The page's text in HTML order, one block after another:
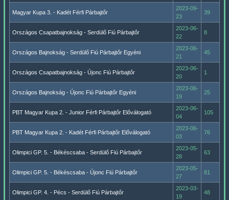
Magyar Kupa 3. - Kadét Férfi Párbajtőr
2023-09-
23
39
Országos Csapatbajnokság - Serdülő Fiú Párbajtőr
2023-06-
22
8
Országos Bajnokság - Serdülő Fiú Párbajtőr Egyéni
2023-06-
21
45
Országos Csapatbajnokság - Újonc Fiú Párbajtőr
2023-06-
20
1
Országos Bajnokság - Újonc Fiú Párbajtőr Egyéni
2023-06-
19
25
PBT Magyar Kupa 2. - Junior Férfi Párbajtőr Előválogató
2023-06-
04
105
PBT Magyar Kupa 2. - Kadét Férfi Párbajtőr Előválogató
2023-06-
03
76
Olimpici GP. 5. - Békéscsaba - Serdülő Fiú Párbajtőr
2023-05-
28
63
Olimpici GP. 5. - Békéscsaba - Újonc Fiú Párbajtőr
2023-05-
27
81
Olimpici GP. 4. - Pécs - Serdülő Fiú Párbajtőr
2023-03-
19
48